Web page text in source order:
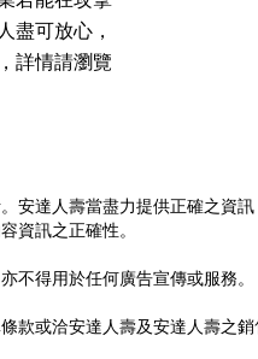
盡可放心，
詳情請瀏覽
安達人壽當盡力提供正確之資訊
資訊之正確性。
不得用於任何廣告宣傳或服務。
款或洽安達人壽及安達人壽之銷